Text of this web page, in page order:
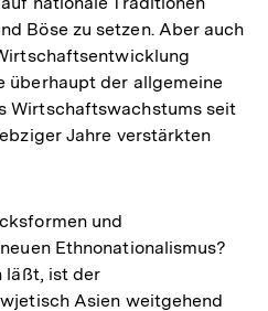
Böse zu setzen. Aber auch
überhaupt der allgemeine
Wirtschaftswachstums seit
Jahre verstärkten
und
Ethnonationalismus?
läßt, ist der
Asien weitgehend